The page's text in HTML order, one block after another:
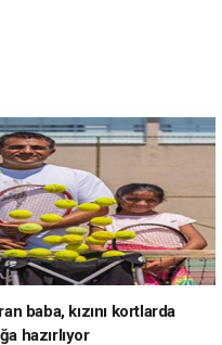
baba, kızını kortlarda
hazırlıyor